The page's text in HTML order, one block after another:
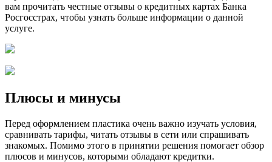
вам прочитать честные отзывы о кредитных картах Банка
Росгосстрах, чтобы узнать больше информации о данной
услуге.
Плюсы и минусы
Перед оформлением пластика очень важно изучать условия,
сравнивать тарифы, читать отзывы в сети или спрашивать
знакомых. Помимо этого в принятии решения помогает обзор
плюсов и минусов, которыми обладают кредитки.